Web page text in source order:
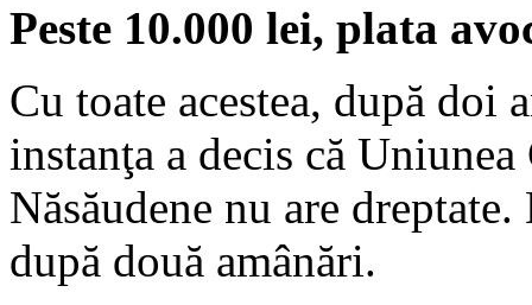
Peste 10.000 lei, plata
Cu toate acestea, după doi
instanţa a decis că
Năsăudene nu are
după două amânări.